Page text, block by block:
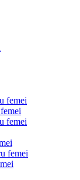
femei
femei
femei